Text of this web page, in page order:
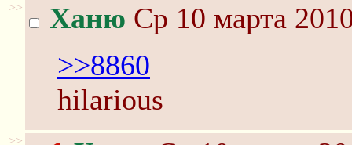
>> Ханю Ср 10 марта
>>8860
hilarious
>>